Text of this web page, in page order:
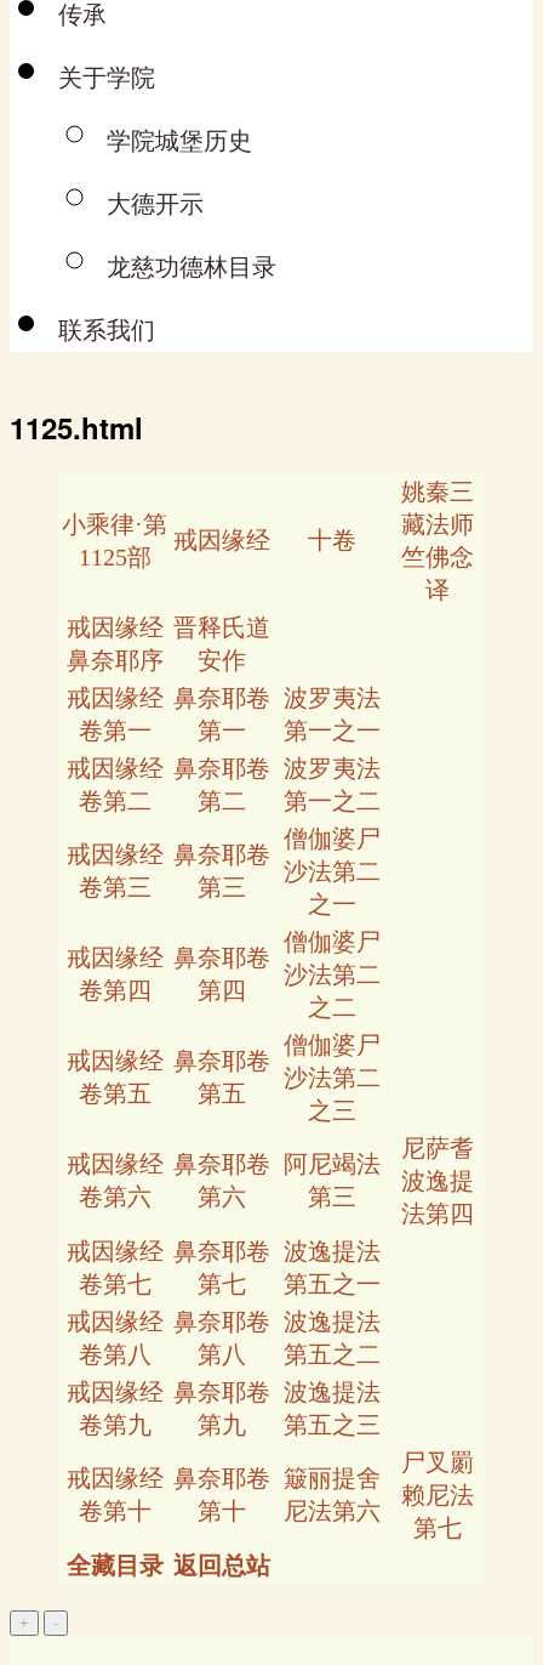
传承
关于学院
学院城堡历史
大德开示
龙慈功德林目录
联系我们
1125.html
小乘律·第
1125部
戒因缘经 十卷
姚秦三
藏法师
竺佛念
译
戒因缘经
鼻奈耶序
晋释氏道
安作
戒因缘经
卷第一
鼻奈耶卷
第一
波罗夷法
第一之一
戒因缘经
卷第二
鼻奈耶卷
第二
波罗夷法
第一之二
戒因缘经
卷第三
鼻奈耶卷
第三
僧伽婆尸
沙法第二
之一
戒因缘经
卷第四
鼻奈耶卷
第四
僧伽婆尸
沙法第二
之二
戒因缘经
卷第五
鼻奈耶卷
第五
僧伽婆尸
沙法第二
之三
戒因缘经
卷第六
鼻奈耶卷
第六
阿尼竭法
第三
尼萨耆
波逸提
法第四
戒因缘经
卷第七
鼻奈耶卷
第七
波逸提法
第五之一
戒因缘经
卷第八
鼻奈耶卷
第八
波逸提法
第五之二
戒因缘经
卷第九
鼻奈耶卷
第九
波逸提法
第五之三
戒因缘经
卷第十
鼻奈耶卷
第十
簸丽提舍
尼法第六
尸叉罽
赖尼法
第七
全藏目录 返回总站